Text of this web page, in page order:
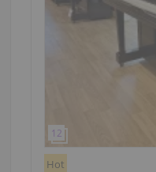
Hot